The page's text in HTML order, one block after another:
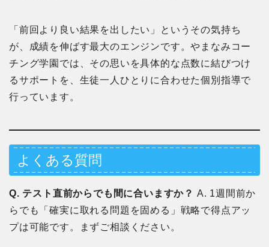
「前回より良い結果を出したい」というその気持ち
が、成績を伸ばす最大のエンジンです。やまなみコー
チング学園では、その思いを具体的な点数に結びつけ
るサポートを、生徒一人ひとりに合わせた個別指導で
行っています。
よくある質問
Q. テスト直前からでも間に合いますか？ A. 1週間前か
らでも「確実に取れる問題を固める」戦略で得点アッ
プは可能です。まずご相談ください。